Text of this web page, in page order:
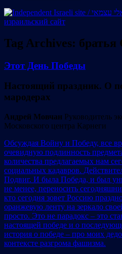
Tag Archives: братья
Этот День Победы
Настоящий праздник. О
мародерах
Андрей Мовчан Руководитель
Московского центра Карнеги
Обсуждая Войну и Победу, все
очевидную подлинность
количества предлагаемых нам
социальных кадавров.
Подвиг. И была Победа, и был
не менее, переносить
кто сегодня зовет Россию
оранжевую ленту на зеркало
просто. Это не парадокс – это
настоящей победе и о
история о победе – про моих
контексте разгрома фашизма.